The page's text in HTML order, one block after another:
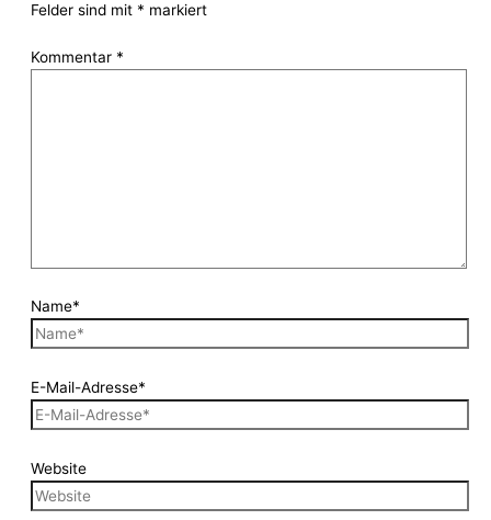
Felder sind mit * markiert
Kommentar *
Name*
E-Mail-Adresse*
Website